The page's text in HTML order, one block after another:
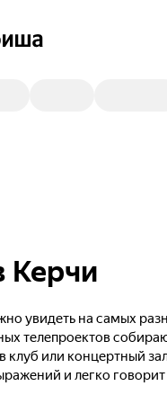
Керчи
увидеть на самых
телепроектов
клуб или концертный
и легко